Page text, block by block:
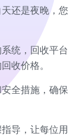
还是夜晚，您
统，回收平台
收价格。
全措施，确保
导，让每位用